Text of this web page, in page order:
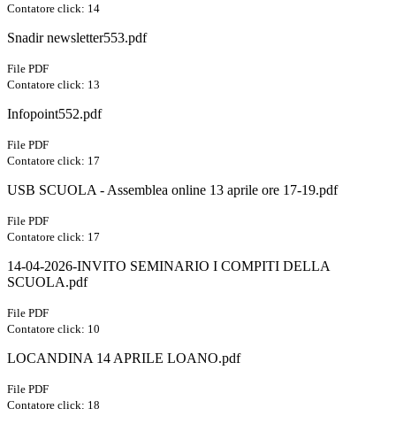
Contatore click: 14
Snadir newsletter553.pdf
File PDF
Contatore click: 13
Infopoint552.pdf
File PDF
Contatore click: 17
USB SCUOLA - Assemblea online 13 aprile ore 17-19.pdf
File PDF
Contatore click: 17
14-04-2026-INVITO SEMINARIO I COMPITI DELLA
SCUOLA.pdf
File PDF
Contatore click: 10
LOCANDINA 14 APRILE LOANO.pdf
File PDF
Contatore click: 18